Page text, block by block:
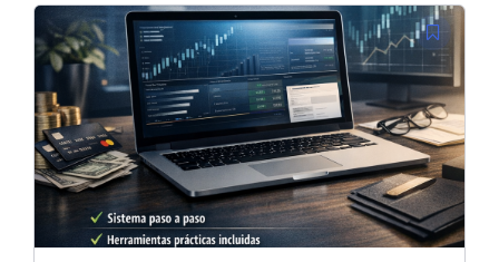
era:
$50,000.00.
es:
$40,000.00.